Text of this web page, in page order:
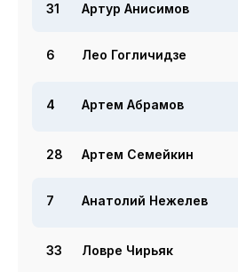
31 Артур Анисимов
6 Лео Гогличидзе
4 Артем Абрамов
28 Артем Семейкин
7 Анатолий Нежелев
33 Ловре Чирьяк